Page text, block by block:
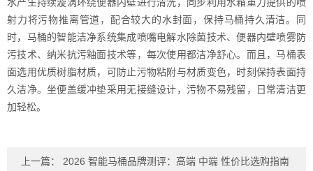
射力将污物推离管道，配合较大的水封面，保持马桶持久清洁。同
时，马桶的智能洁净系统集成喷嘴电解水除菌技术、便器内壁喷雾防
污技术、纳米抗污釉面技术等，每次使用都洁净舒心。而且，马桶表
面选用优质树脂材质，可防止污物粘附与材质变色，时刻保持表面持
久洁净。坐便盖缓冲垫采用无接缝设计，污物不易残留，日常清洁更
加轻松。
上一篇： 2026 智能马桶品牌测评：高端 中端 性价比选购指南